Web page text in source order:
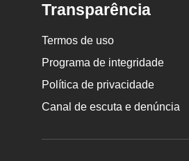
Transparência
Termos de uso
Programa de integridade
Política de privacidade
Canal de escuta e denúncia